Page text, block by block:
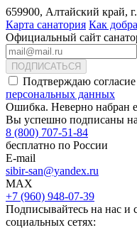
659900, Алтайский край,
Карта санатория Как
Официальный сайт
ПОДПИСАТЬСЯ
Подтверждаю согласие
персональных данных
Ошибка. Неверно набран
Вы успешно подписаны
8 (800) 707-51-84
бесплатно по России
E-mail
sibir-san@yandex.ru
MAX
+7 (960) 948-07-39
Подписывайтесь на нас и
социальных сетях: